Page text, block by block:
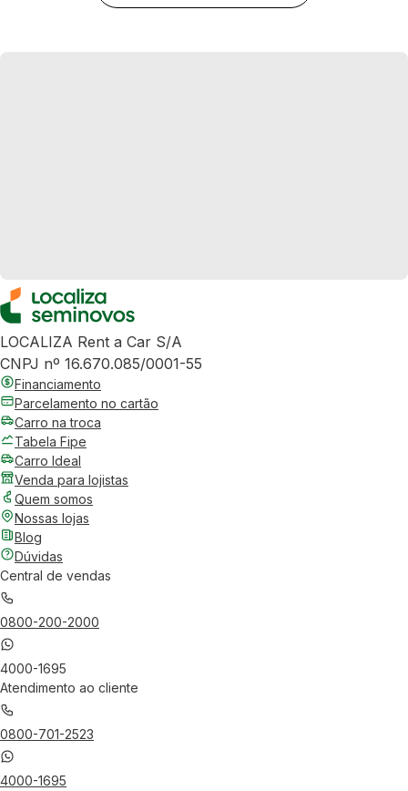
LOCALIZA Rent a Car S/A
CNPJ nº 16.670.085/0001-55
Financiamento
Parcelamento no cartão
Carro na troca
Tabela Fipe
Carro Ideal
Venda para lojistas
Quem somos
Nossas lojas
Blog
Dúvidas
Central de vendas
0800-200-2000
4000-1695
Atendimento ao cliente
0800-701-2523
4000-1695